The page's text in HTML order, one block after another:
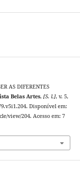
AS DIFERENTES
Belas Artes, [S. l.], v. 5,
Disponível em:
view/204. Acesso em: 7